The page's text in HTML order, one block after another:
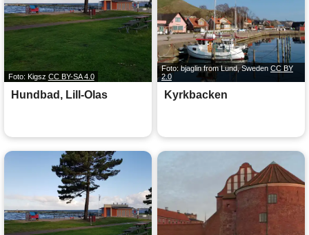
Foto: Kigsz CC BY-SA 4.0
Hundbad, Lill-Olas
Foto: bjaglin from Lund, Sweden CC BY
2.0
Kyrkbacken